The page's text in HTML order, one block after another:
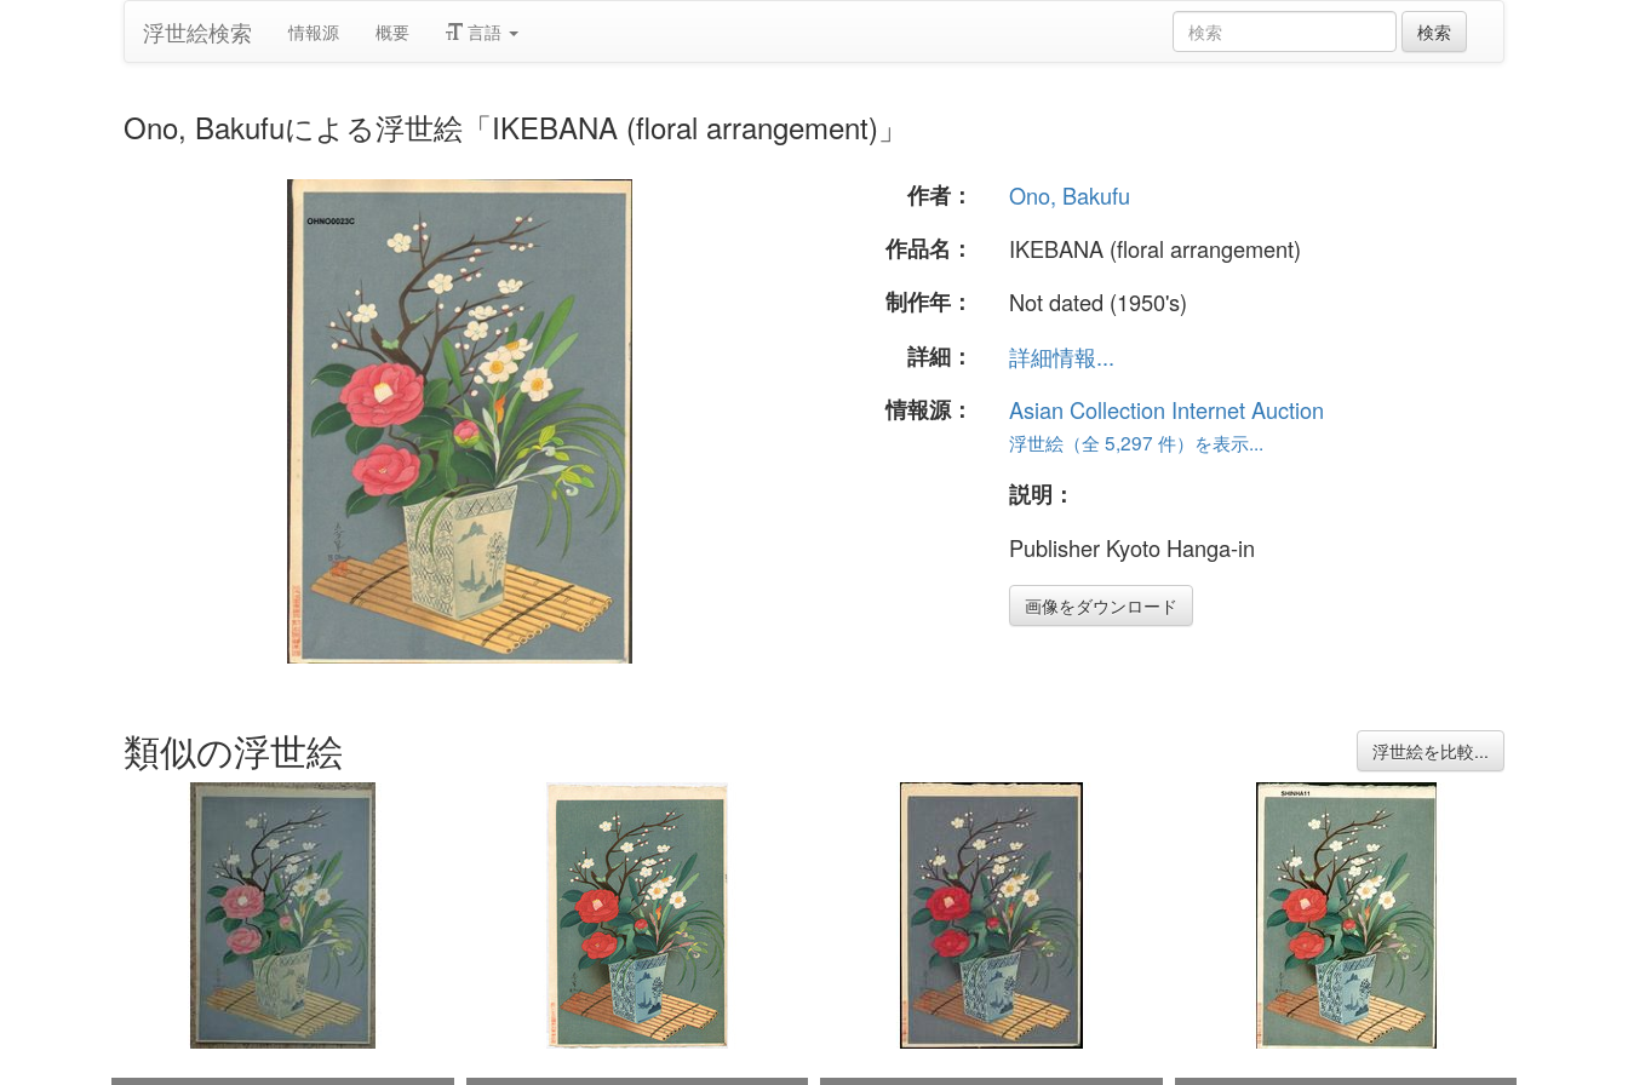
浮世絵検索 情報源 概要 言語
Ono, Bakufuによる浮世絵「IKEBANA (floral arrangement)」
作者：
Ono, Bakufu
作品名：
IKEBANA (floral arrangement)
制作年：
Not dated (1950's)
詳細：
詳細情報...
情報源：
Asian Collection Internet Auction
浮世絵（全 5,297 件）を表示...
説明：
Publisher Kyoto Hanga-in
画像をダウンロード
類似の浮世絵 浮世絵を比較...